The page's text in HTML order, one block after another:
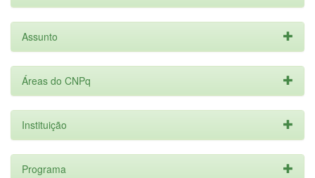
Assunto
Áreas do CNPq
Instituição
Programa